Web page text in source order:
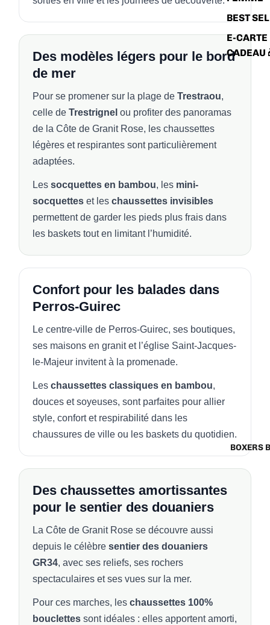
BEST
E-CARTE
CADEAU
BOXERS
Des modèles légers pour le bord
de mer
Pour se promener sur la plage de Trestraou,
celle de Trestrignel ou profiter des panoramas
de la Côte de Granit Rose, les chaussettes
légères et respirantes sont particulièrement
adaptées.
Les socquettes en bambou, les mini-
socquettes et les chaussettes invisibles
permettent de garder les pieds plus frais dans
les baskets tout en limitant l’humidité.
Confort pour les balades dans
Perros-Guirec
Le centre-ville de Perros-Guirec, ses boutiques,
ses maisons en granit et l’église Saint-Jacques-
le-Majeur invitent à la promenade.
Les chaussettes classiques en bambou,
douces et soyeuses, sont parfaites pour allier
style, confort et respirabilité dans les
chaussures de ville ou les baskets du quotidien.
Des chaussettes amortissantes
pour le sentier des douaniers
La Côte de Granit Rose se découvre aussi
depuis le célèbre sentier des douaniers
GR34, avec ses reliefs, ses rochers
spectaculaires et ses vues sur la mer.
Pour ces marches, les chaussettes 100%
bouclettes sont idéales : elles apportent amorti,